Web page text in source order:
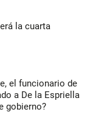
la cuarta
el funcionario de
a De la Espriella
gobierno?